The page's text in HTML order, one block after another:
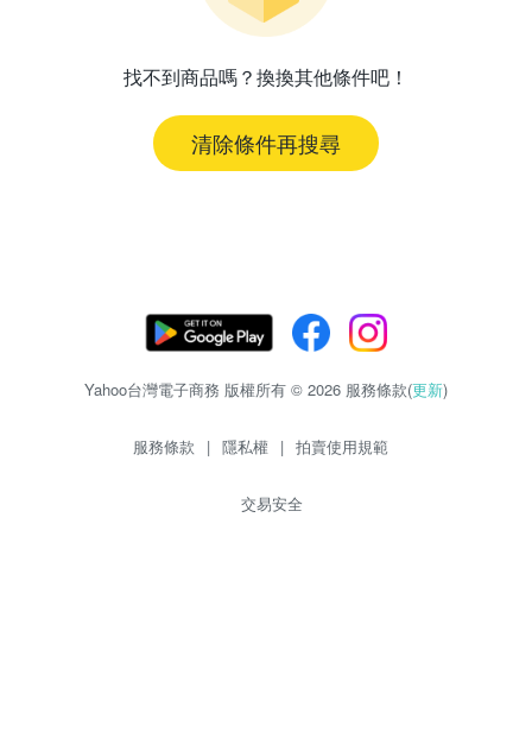
找不到商品嗎？換換其他條件吧！
清除條件再搜尋
Yahoo台灣電子商務 版權所有 © 2026 服務條款(更新)
服務條款 | 隱私權 | 拍賣使用規範
交易安全